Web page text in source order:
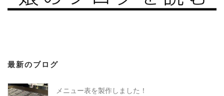
最新のブログ
メニュー表を製作しました！